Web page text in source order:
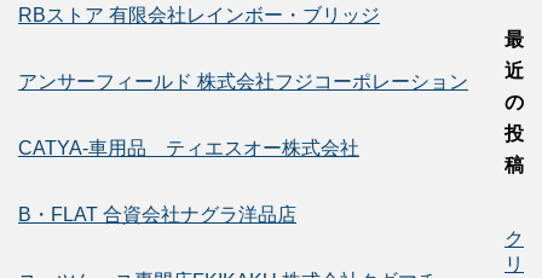
RBストア 有限会社レインボー・ブリッジ
アンサーフィールド 株式会社フジコーポレーション
CATYA-車用品 ティエスオー株式会社
B・FLAT 合資会社ナグラ洋品店
最
近
の
投
稿
ク
リ